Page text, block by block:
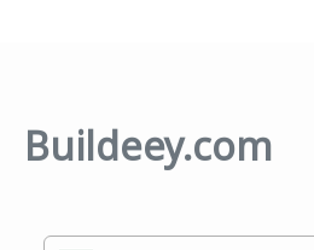
Buildeey.com